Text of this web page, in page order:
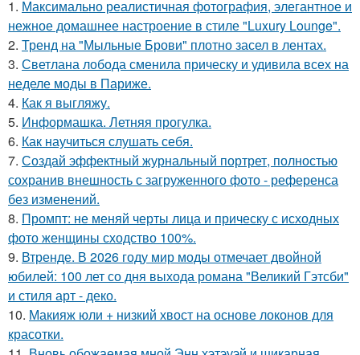
1. Максимально реалистичная фотография, элегантное и
нежное домашнее настроение в стиле "Luxury Lounge".
2. Тренд на "Мыльные Брови" плотно засел в лентах.
3. Светлана лобода сменила прическу и удивила всех на
неделе моды в Париже.
4. Как я выгляжу.
5. Информашка. Летняя прогулка.
6. Как научиться слушать себя.
7. Создай эффектный журнальный портрет, полностью
сохранив внешность с загруженного фото - референса
без изменений.
8. Промпт: не меняй черты лица и прическу с исходных
фото женщины сходство 100%.
9. Втренде. В 2026 году мир моды отмечает двойной
юбилей: 100 лет со дня выхода романа "Великий Гэтсби"
и стиля арт - деко.
10. Макияж юли + низкий хвост на основе локонов для
красотки.